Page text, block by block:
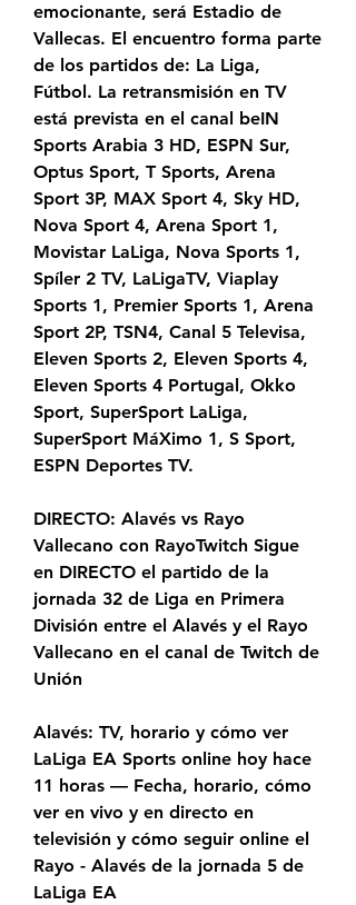
emocionante, será Estadio de
Vallecas. El encuentro forma parte
de los partidos de: La Liga,
Fútbol. La retransmisión en TV
está prevista en el canal beIN
Sports Arabia 3 HD, ESPN Sur,
Optus Sport, T Sports, Arena
Sport 3P, MAX Sport 4, Sky HD,
Nova Sport 4, Arena Sport 1,
Movistar LaLiga, Nova Sports 1,
Spíler 2 TV, LaLigaTV, Viaplay
Sports 1, Premier Sports 1, Arena
Sport 2P, TSN4, Canal 5 Televisa,
Eleven Sports 2, Eleven Sports 4,
Eleven Sports 4 Portugal, Okko
Sport, SuperSport LaLiga,
SuperSport MáXimo 1, S Sport,
ESPN Deportes TV.
DIRECTO: Alavés vs Rayo
Vallecano con RayoTwitch Sigue
en DIRECTO el partido de la
jornada 32 de Liga en Primera
División entre el Alavés y el Rayo
Vallecano en el canal de Twitch de
Unión
Alavés: TV, horario y cómo ver
LaLiga EA Sports online hoy hace
11 horas — Fecha, horario, cómo
ver en vivo y en directo en
televisión y cómo seguir online el
Rayo - Alavés de la jornada 5 de
LaLiga EA